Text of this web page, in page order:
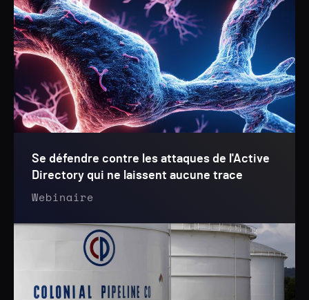
Se défendre contre les attaques de l'Active
Directory qui ne laissent aucune trace
Webinaire